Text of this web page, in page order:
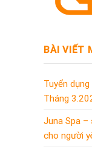
BÀI VIẾT
Tuyển
Tháng
Juna Spa –
cho người